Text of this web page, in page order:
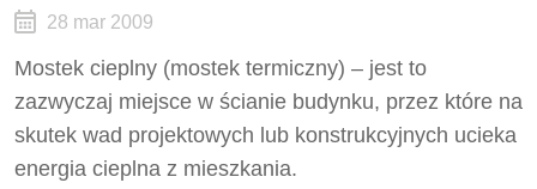
28 mar 2009
Mostek cieplny (mostek termiczny) – jest to
zazwyczaj miejsce w ścianie budynku, przez które na
skutek wad projektowych lub konstrukcyjnych ucieka
energia cieplna z mieszkania.